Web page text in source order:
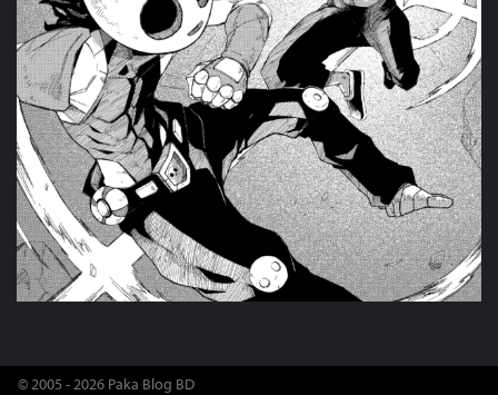
© 2005 - 2026 Paka Blog BD